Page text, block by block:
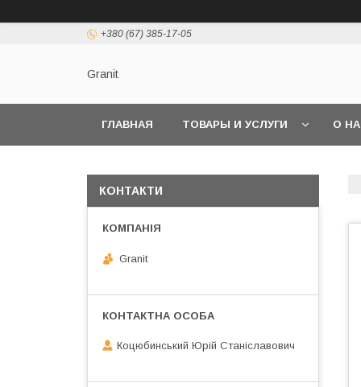
+380 (67) 385-17-05
Granit
ГЛАВНАЯ ТОВАРЫ И УСЛУГИ О
КОНТАКТИ
Granit
Коцюбинський Юрій Станіславович